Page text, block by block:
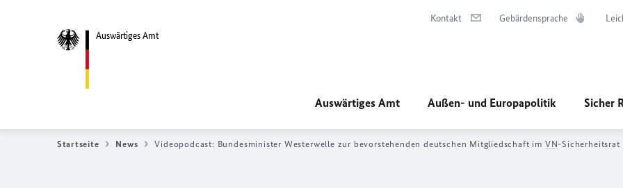
Auswärtiges Amt
Kontakt Gebärdensprache
Auswärtiges Amt Außen- und Europapolitik Sicher
Startseite News Videopodcast: Bundesminister Westerwelle zur bevorstehenden deutschen Mitgliedschaft im VN-Sicherheitsrat